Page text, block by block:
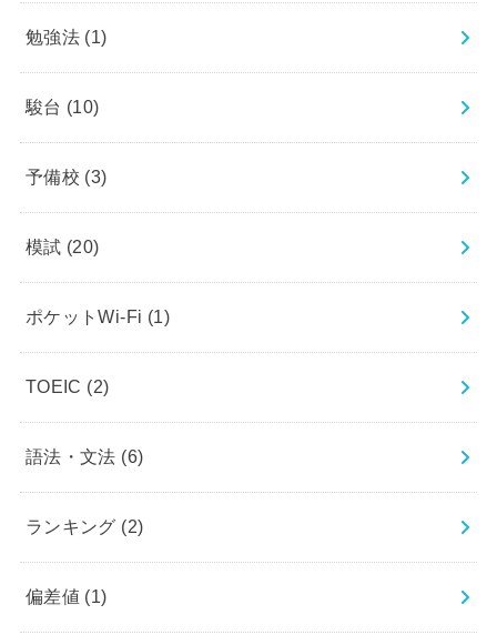
勉強法 (1)
駿台 (10)
予備校 (3)
模試 (20)
ポケットWi-Fi (1)
TOEIC (2)
語法・文法 (6)
ランキング (2)
偏差値 (1)